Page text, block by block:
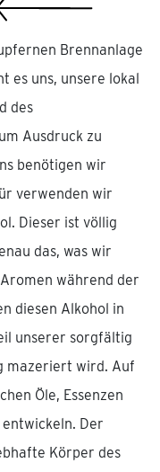
Brennanlage
es uns, unsere lokal
des
Ausdruck zu
benötigen wir
verwenden wir
Dieser ist völlig
das, was wir
während der
diesen Alkohol in
unserer sorgfältig
mazeriert wird. Auf
Öle, Essenzen
Der
Körper des